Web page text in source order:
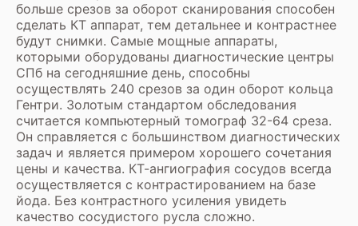
больше срезов за оборот сканирования способен
сделать КТ аппарат, тем детальнее и контрастнее
будут снимки. Самые мощные аппараты,
которыми оборудованы диагностические центры
СПб на сегодняшние день, способны
осуществлять 240 срезов за один оборот кольца
Гентри. Золотым стандартом обследования
считается компьютерный томограф 32-64 среза.
Он справляется с большинством диагностических
задач и является примером хорошего сочетания
цены и качества. КТ-ангиография сосудов всегда
осуществляется с контрастированием на базе
йода. Без контрастного усиления увидеть
качество сосудистого русла сложно.